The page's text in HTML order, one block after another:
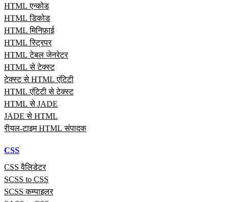
HTML एन्कोड
HTML डिकोड
HTML मिनिफ़ाई
HTML स्ट्रिपर
HTML टेबल जेनरेटर
HTML से टेक्स्ट
टेक्स्ट से HTML एंटिटी
HTML एंटिटी से टेक्स्ट
HTML से JADE
JADE से HTML
रीयल‑टाइम HTML संपादक
CSS
CSS वैलिडेटर
SCSS to CSS
SCSS कम्पाइलर